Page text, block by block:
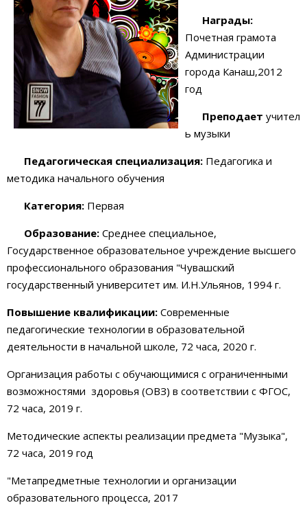
Награды:
Почетная грамота
Администрации
города Канаш,2012
год
Преподает учител
ь музыки
Педагогическая специализация: Педагогика и
методика начального обучения
Категория: Первая
Образование: Среднее специальное,
Государственное образовательное учреждение высшего
профессионального образования "Чувашский
государственный университет им. И.Н.Ульянов, 1994 г.
Повышение квалификации: Современные
педагогические технологии в образовательной
деятельности в начальной школе, 72 часа, 2020 г.
Организация работы с обучающимися с ограниченными
возможностями здоровья (ОВЗ) в соответствии с ФГОС,
72 часа, 2019 г.
Методические аспекты реализации предмета "Музыка",
72 часа, 2019 год
"Метапредметные технологии и организации
образовательного процесса, 2017